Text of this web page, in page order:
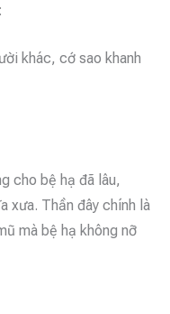
khác, cớ sao khanh
cho bệ hạ đã lâu,
xưa. Thần đây chính là
mà bệ hạ không nỡ